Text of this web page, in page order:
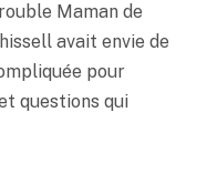
Maman de
avait envie de
pour
questions qui